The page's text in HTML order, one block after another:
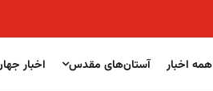
همه اخبار آستان‌های مقدس اخبار